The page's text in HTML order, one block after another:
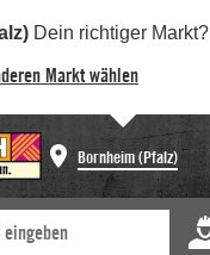
Dein richtiger Markt?
Markt wählen
Bornheim (Pfalz)